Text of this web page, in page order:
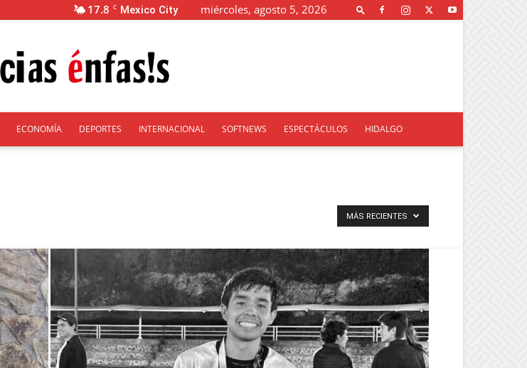
17.8 C Mexico City miércoles, agosto 5, 2026
Énfasis
ECONOMÍA DEPORTES INTERNACIONAL SOFTNEWS ESPECTÁCULOS HIDALGO
MÁS RECIENTES